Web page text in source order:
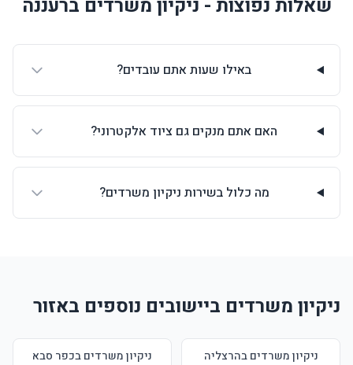
שאלות נפוצות - ניקיון משרדים ברעננה
באילו שעות אתם עובדים?
האם אתם מנקים גם ציוד אלקטרוני?
מה כלול בשירות ניקיון משרדים?
ניקיון משרדים ביישובים נוספים באזור
ניקיון משרדים בהרצליה ניקיון משרדים בכפר סבא